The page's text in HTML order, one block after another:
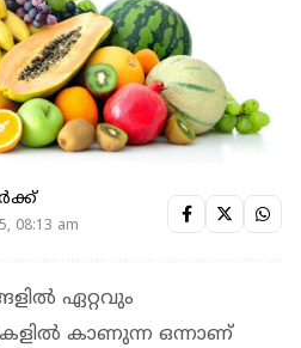
08:13 am
ഏറ്റവും
കാണുന്ന ഒന്നാണ്